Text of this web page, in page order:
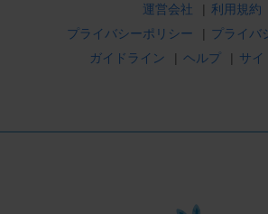
運営会社 | 利用規約
プライバシーポリシー
| プライバ
ガイドライン
| ヘルプ | サイ